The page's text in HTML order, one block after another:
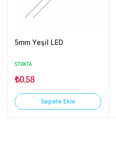
5mm Yeşil LED
STOKTA
₺0,58
Sepete Ekle